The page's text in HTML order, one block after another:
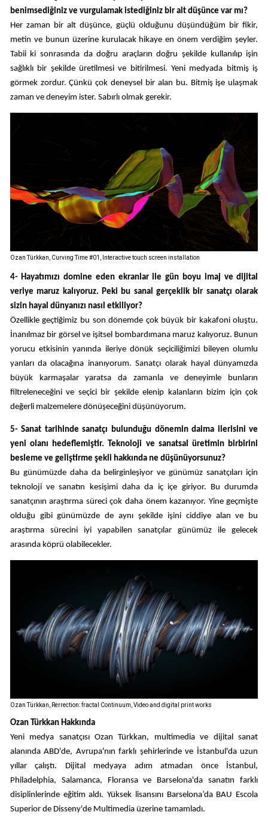
benimsediğiniz ve vurgulamak istediğiniz bir alt düşünce var mı?
Her zaman bir alt düşünce, güçlü olduğunu düşündüğüm bir fikir,
metin ve bunun üzerine kurulacak hikaye en önem verdiğim şeyler.
Tabii ki sonrasında da doğru araçların doğru şekilde kullanılıp işin
sağlıklı bir şekilde üretilmesi ve bitirilmesi. Yeni medyada bitmiş iş
görmek zordur. Çünkü çok deneysel bir alan bu. Bitmiş işe ulaşmak
zaman ve deneyim ister. Sabırlı olmak gerekir.
Ozan Türkkan, Curving Time #01, Interactive touch screen installation
4- Hayatımızı domine eden ekranlar ile gün boyu imaj ve dijital
veriye maruz kalıyoruz. Peki bu sanal gerçeklik bir sanatçı olarak
sizin hayal dünyanızı nasıl etkiliyor?
Özellikle geçtiğimiz bu son dönemde çok büyük bir kakafoni oluştu.
İnanılmaz bir görsel ve işitsel bombardımana maruz kalıyoruz. Bunun
yorucu etkisinin yanında ileriye dönük seçiciliğimizi bileyen olumlu
yanları da olacağına inanıyorum. Sanatçı olarak hayal dünyamızda
büyük karmaşalar yaratsa da zamanla ve deneyimle bunların
filtreleneceğini ve seçici bir şekilde elenip kalanların bizim için çok
değerli malzemelere dönüşeceğini düşünüyorum.
5- Sanat tarihinde sanatçı bulunduğu dönemin daima ilerisini ve
yeni olanı hedeflemiştir. Teknoloji ve sanatsal üretimin birbirini
besleme ve geliştirme şekli hakkında ne düşünüyorsunuz?
Bu günümüzde daha da belirginleşiyor ve günümüz sanatçıları için
teknoloji ve sanatın kesişimi daha da iç içe giriyor. Bu durumda
sanatçının araştırma süreci çok daha önem kazanıyor. Yine geçmişte
olduğu gibi günümüzde de aynı şekilde işini ciddiye alan ve bu
araştırma sürecini iyi yapabilen sanatçılar günümüz ile gelecek
arasında köprü olabilecekler.
Ozan Türkkan, Rerrection: fractal Continuum, Video and digital print works
Ozan Türkkan Hakkında
Yeni medya sanatçısı Ozan Türkkan, multimedia ve dijital sanat
alanında ABD'de, Avrupa'nın farklı şehirlerinde ve İstanbul'da uzun
yıllar çalıştı. Dijital medyaya adım atmadan önce İstanbul,
Philadelphia, Salamanca, Floransa ve Barselona'da sanatın farklı
disiplinlerinde eğitim aldı. Yüksek lisansını Barselona’da BAU Escola
Superior de Disseny'de Multimedia üzerine tamamladı.